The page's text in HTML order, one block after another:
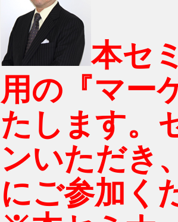
本セ
用の『マー
たします。
ンいただき
にご参加く